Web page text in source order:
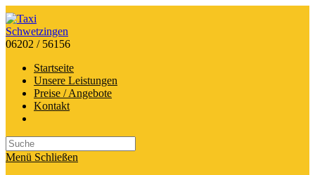
Zum
Inhalt
springen
06202 / 56156
Startseite
Unsere Leistungen
Preise / Angebote
Kontakt
Search
this
Menü Schließen